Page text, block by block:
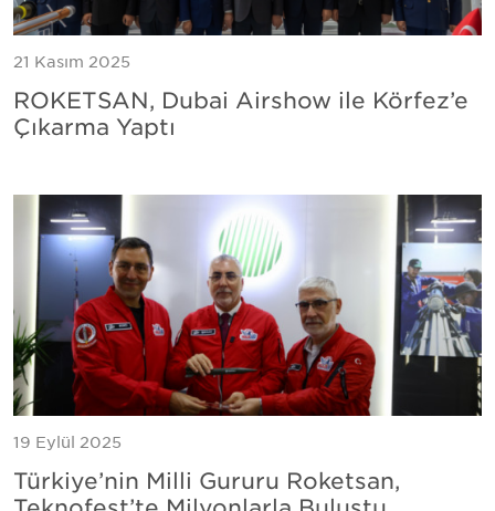
21 Kasım 2025
ROKETSAN, Dubai Airshow ile Körfez’e
Çıkarma Yaptı
19 Eylül 2025
Türkiye’nin Milli Gururu Roketsan,